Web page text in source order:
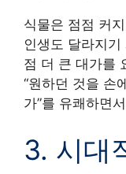
식물은 점점 커
인생도 달라지
점 더 큰 대가를
“원하던 것을 손
가”를 유쾌하면
3. 시대